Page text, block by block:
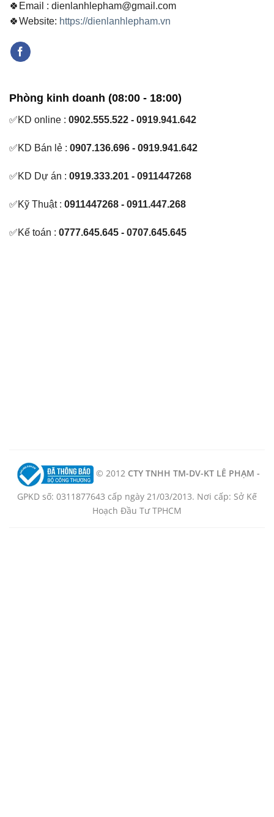
🍀Email : dienlanhlepham@gmail.com
🍀Website: https://dienlanhlepham.vn
Phòng kinh doanh (08:00 - 18:00)
✅KD online : 0902.555.522 - 0919.941.642
✅KD Bán lẻ : 0907.136.696 - 0919.941.642
✅KD Dự án : 0919.333.201 - 0911447268
✅Kỹ Thuật : 0911447268 - 0911.447.268
✅Kế toán : 0777.645.645 - 0707.645.645
© 2012 CTY TNHH TM-DV-KT LÊ PHẠM -
GPKD số: 0311877643 cấp ngày 21/03/2013. Nơi cấp: Sở Kế
Hoạch Đầu Tư TPHCM